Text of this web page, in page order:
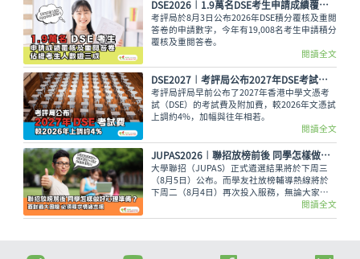
DSE2026︱1.9萬名DSE考生申請成績覆核及重閱答卷 佔總考生人數逾三成
考評局於8月3日公布2026年DSE積分覆核及重閱
答卷的申請數字，今年有19,008名考生申請積分
覆核及重閱答卷。
閱讀全文
DSE2027︱考評局公布2027年DSE考試費 較2026年上調約4%
考評局評局早前公布了2027年香港中學文憑考
試（DSE）的考試費及附加費，較2026年文憑試
上調約4%，加幅與往年相若。
閱讀全文
JUPAS2026︱聯招放榜前後 同學怎樣做好心理準備？面對過大困擾 必須尋求情緒支援
大學聯招（JUPAS）正式遴選結果將於下周三
（8月5日）公布。而學友社放榜輔導熱線將於
下周二（8月4日）再次投入服務，無論大家有
甚麼出路疑問，又或需要支援輔導、尋求專業意
閱讀全文